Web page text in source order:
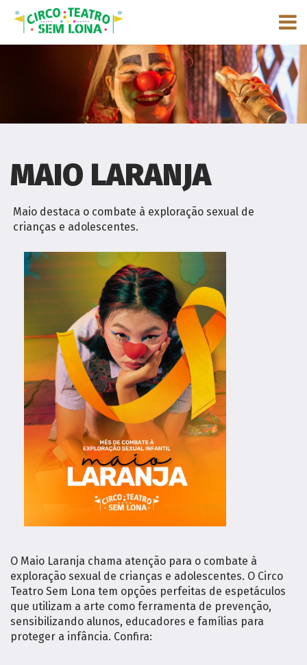
MAIO LARANJA
Maio destaca o combate à exploração sexual de
crianças e adolescentes.
O Maio Laranja chama atenção para o combate à
exploração sexual de crianças e adolescentes. O Circo
Teatro Sem Lona tem opções perfeitas de espetáculos
que utilizam a arte como ferramenta de prevenção,
sensibilizando alunos, educadores e famílias para
proteger a infância. Confira: